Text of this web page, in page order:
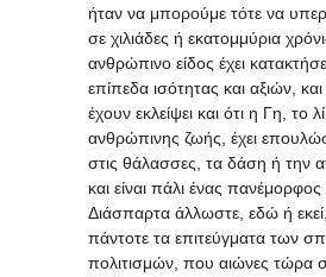
ήταν να μπορούμε τότε να
σε χιλιάδες ή εκατομμύρια
ανθρώπινο είδος έχει
επίπεδα ισότητας και αξιών, και
έχουν εκλείψει και ότι η Γη, το
ανθρώπινης ζωής, έχει
στις θάλασσες, τα δάση ή την
και είναι πάλι ένας
Διάσπαρτα άλλωστε, εδώ ή
πάντοτε τα επιτεύγματα των
πολιτισμών, που αιώνες τώρα